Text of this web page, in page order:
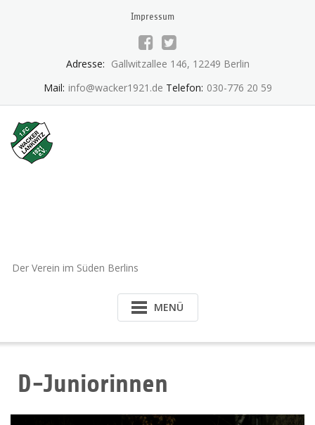
Impressum
Adresse: Gallwitzallee 146, 12249 Berlin
Mail: info@wacker1921.de Telefon: 030-776 20 59
Der Verein im Süden Berlins
MENÜ
D-Juniorinnen